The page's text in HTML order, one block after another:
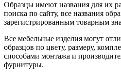
Образцы имеют названия для их
поиска по сайту, все названия
зарегистрированным товарным
Все мебельные изделия могут
образцов по цвету, размеру,
способами монтажа и
фурнитуры.